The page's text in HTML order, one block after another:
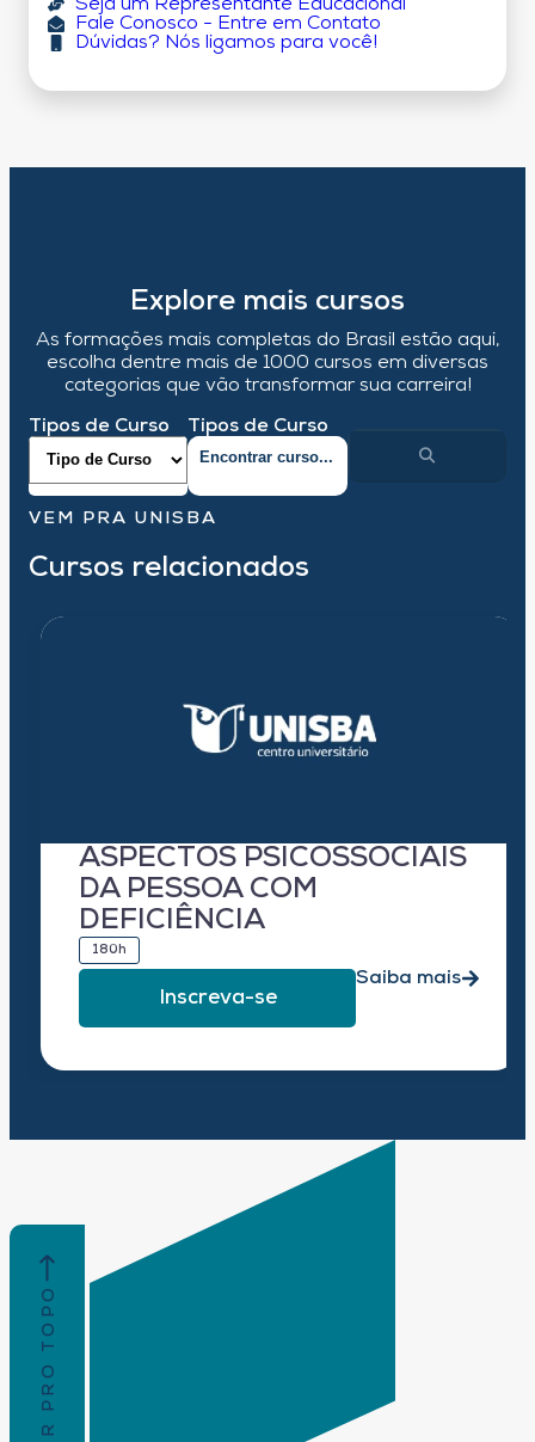
Seja um Representante Educacional
Fale Conosco - Entre em Contato
Dúvidas? Nós ligamos para você!
Explore mais cursos
As formações mais completas do Brasil estão aqui,
escolha dentre mais de 1000 cursos em diversas
categorias que vão transformar sua carreira!
Tipos de Curso Tipos de Curso
VEM PRA UNISBA
Cursos relacionados
ASPECTOS PSICOSSOCIAIS
DA PESSOA COM
DEFICIÊNCIA
180h
Inscreva-se
Saiba mais